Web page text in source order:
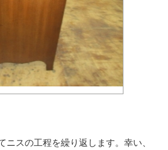
ニスの工程を繰り返します。幸い、